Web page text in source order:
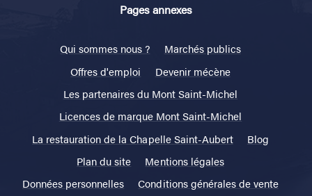
Pages annexes
Qui sommes nous ?
Marchés publics
Offres d'emploi
Devenir mécène
Les partenaires du Mont Saint-Michel
Licences de marque Mont Saint-Michel
La restauration de la Chapelle Saint-Aubert
Blog
Plan du site
Mentions légales
Données personnelles
Conditions générales de vente